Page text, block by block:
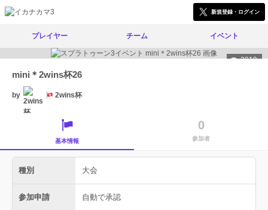
新規登録・ログイン
プレイヤー チーム イベント
2019
mini＊2wins杯26
by 2wins杯
基本情報
0
参加者
種別 大会
参加申請 自動で承認